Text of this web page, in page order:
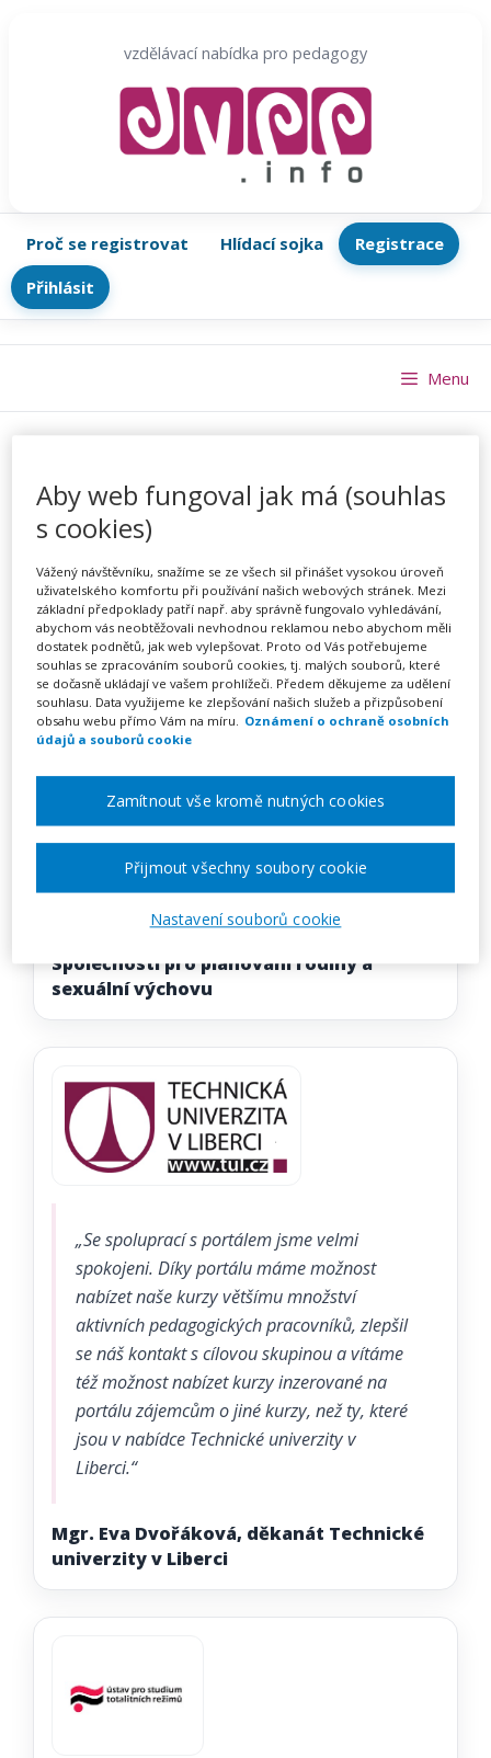
vzdělávací nabídka pro pedagogy
Proč se registrovat Hlídací sojka
Registrace
Přihlásit
Reference
specifických potřeb při nastavení služby a to
hodně pomáhá zviditelnění našich
vzdělávacích aktivit. Děkujeme!!“
Společnosti pro plánování rodiny a
sexuální výchovu
„Se spoluprací s portálem jsme velmi
spokojeni. Díky portálu máme možnost
nabízet naše kurzy většímu množství
aktivních pedagogických pracovníků, zlepšil
se náš kontakt s cílovou skupinou a vítáme
též možnost nabízet kurzy inzerované na
portálu zájemcům o jiné kurzy, než ty, které
jsou v nabídce Technické univerzity v
Liberci.“
Mgr. Eva Dvořáková, děkanát Technické
univerzity v Liberci
Menu
Aby web fungoval jak má (souhlas
s cookies)
Vážený návštěvníku, snažíme se ze všech sil přinášet vysokou úroveň
uživatelského komfortu při používání našich webových stránek. Mezi
základní předpoklady patří např. aby správně fungovalo vyhledávání,
abychom vás neobtěžovali nevhodnou reklamou nebo abychom měli
dostatek podnětů, jak web vylepšovat. Proto od Vás potřebujeme
souhlas se zpracováním souborů cookies, tj. malých souborů, které
se dočasně ukládají ve vašem prohlížeči. Předem děkujeme za udělení
souhlasu. Data využijeme ke zlepšování našich služeb a přizpůsobení
obsahu webu přímo Vám na míru. Oznámení o ochraně osobních
údajů a souborů cookie
Nastavení souborů cookie
Zamítnout vše kromě nutných cookies
Přijmout všechny soubory cookie